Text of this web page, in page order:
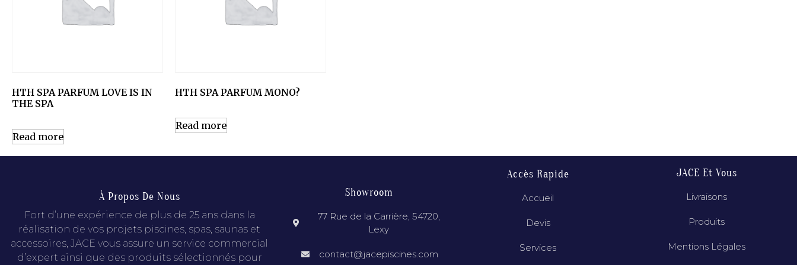
HTH SPA PARFUM LOVE IS IN
THE SPA
Read more
HTH SPA PARFUM MONO?
Read more
À Propos De Nous
Fort d’une expérience de plus de 25 ans dans la
réalisation de vos projets piscines, spas, saunas et
accessoires, JACE vous assure un service commercial
d’expert ainsi que des produits sélectionnés pour
Showroom
77 Rue de la Carrière, 54720,
Lexy
contact@jacepiscines.com
Accès Rapide
Accueil
Devis
Services
JACE Et Vous
Livraisons
Produits
Mentions Légales